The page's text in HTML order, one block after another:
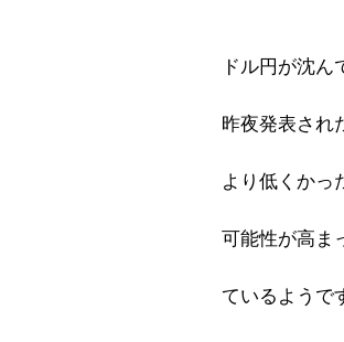
ドル円が沈ん
昨夜発表され
より低くかっ
可能性が高ま
ているようで